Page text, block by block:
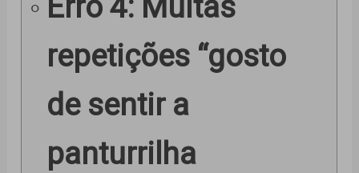
repetições “gosto
de sentir a
panturrilha